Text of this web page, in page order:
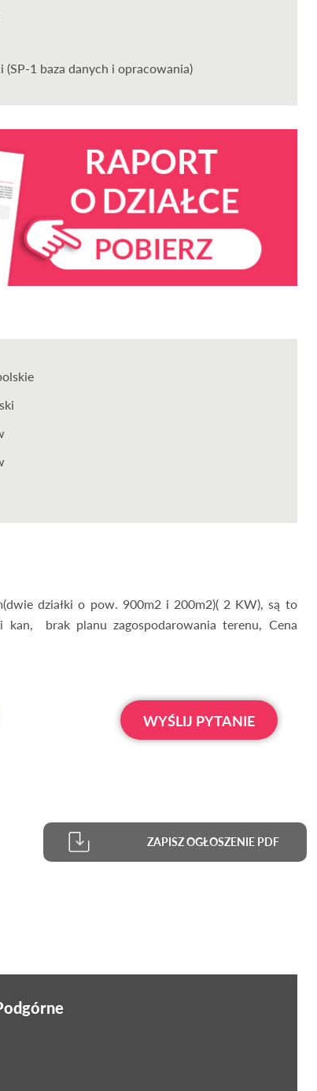
1 baza danych i opracowania)
działki o pow. 900m2 i 200m2)( 2 KW), są to
brak planu zagospodarowania terenu, Cena
WYŚLIJ PYTANIE
ZAPISZ OGŁOSZENIE PDF